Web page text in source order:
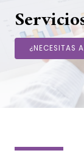
¿NECESITAS